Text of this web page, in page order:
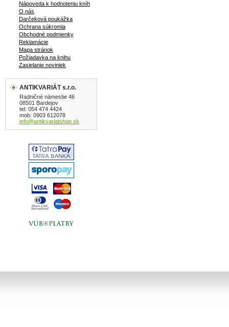
Nápoveda k hodnoteniu kníh
O nás
Darčeková poukážka
Ochrana súkromia
Obchodné podmienky
Reklamácie
Mapa stránok
Požiadavka na knihu
Zasielanie noviniek
ANTIKVARIÁT s.r.o.
Radničné námestie 46
08501 Bardejov
tel: 054 474 4424
mob: 0903 612078
info@antikvariatshop.sk